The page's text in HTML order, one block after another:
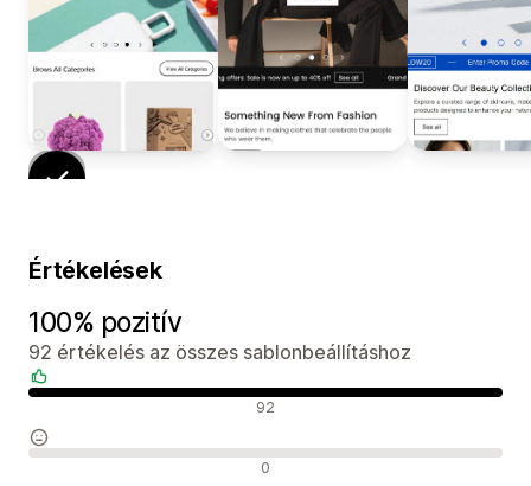
Értékelések
100% pozitív
92 értékelés az összes sablonbeállításhoz
92
0